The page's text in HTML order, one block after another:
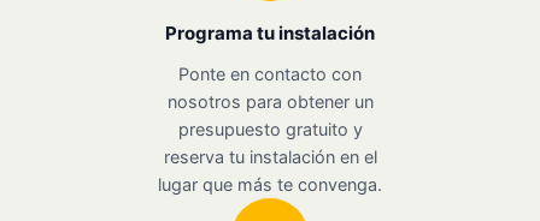
Programa tu instalación
Ponte en contacto con
nosotros para obtener un
presupuesto gratuito y
reserva tu instalación en el
lugar que más te convenga.